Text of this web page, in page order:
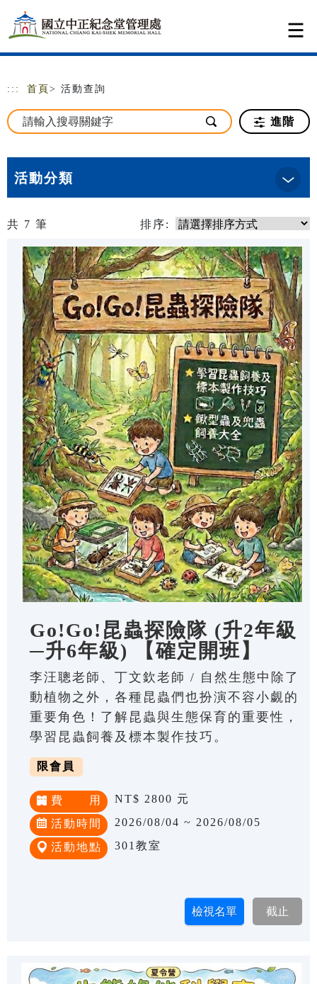
跳到主要內容
網站導覽
::: 首頁 > 活動查詢
進階
活動分類
共 7 筆 排序:
Go!Go!昆蟲探險隊 (升2年級
─升6年級) 【確定開班】
李汪聰老師、丁文欽老師 / 自然生態中除了
動植物之外，各種昆蟲們也扮演不容小覷的
重要角色！了解昆蟲與生態保育的重要性，
學習昆蟲飼養及標本製作技巧。
限會員
費 用 NT$ 2800 元
活動時間 2026/08/04 ~ 2026/08/05
活動地點 301教室